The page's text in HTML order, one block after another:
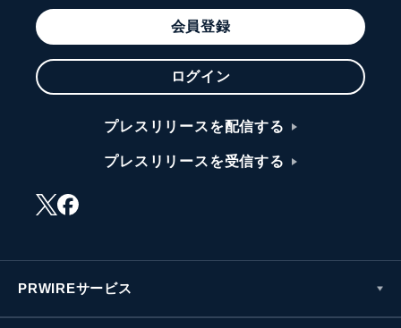
会員登録
ログイン
プレスリリースを配信する
プレスリリースを受信する
PRWIREサービス